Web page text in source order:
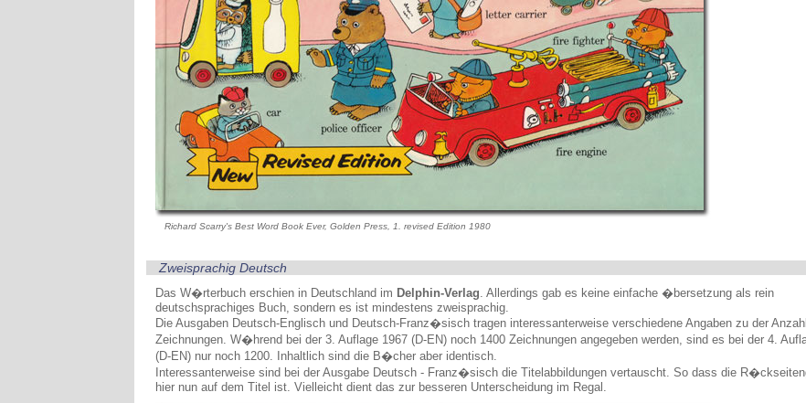
Richard Scarry's Best Word Book Ever, Golden Press, 1. revised Edition 1980
Zweisprachig Deutsch
Das W�rterbuch erschien in Deutschland im Delphin-Verlag. Allerdings gab es keine einfache �bersetzung als rein
deutschsprachiges Buch, sondern es ist mindestens zweisprachig.
Die Ausgaben Deutsch-Englisch und Deutsch-Franz�sisch tragen interessanterweise verschiedene Angaben zu der
Zeichnungen. W�hrend bei der 3. Auflage 1967 (D-EN) noch 1400 Zeichnungen angegeben werden, sind es bei der 4.
(D-EN) nur noch 1200. Inhaltlich sind die B�cher aber identisch.
Interessanterweise sind bei der Ausgabe Deutsch - Franz�sisch die Titelabbildungen vertauscht. So dass die
hier nun auf dem Titel ist. Vielleicht dient das zur besseren Unterscheidung im Regal.